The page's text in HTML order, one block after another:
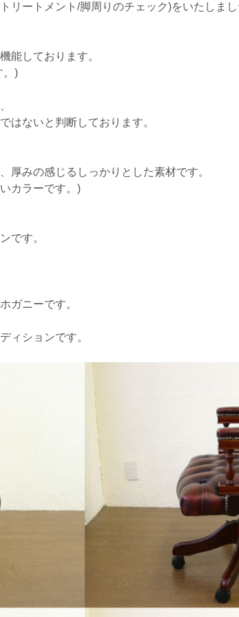
リートメント/脚周りのチェック)をいたしまし
能しております。
。)
はないと判断しております。
厚みの感じるしっかりとした素材です。
カラーです。)
です。
ガニーです。
ィションです。